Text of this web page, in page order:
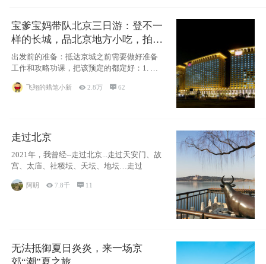
宝爹宝妈带队北京三日游：登不一
样的长城，品北京地方小吃，拍盘
古七星夜景！
出发前的准备：抵达京城之前需要做好准备
工作和攻略功课，把该预定的都定好：1. 酒
飞翔的蜡笔小新 2.8万 62
走过北京
2021年，我曾经--走过北京...走过天安门、故
宫、太庙、社稷坛、天坛、地坛…走过
阿眀 7.8千  11
无法抵御夏日炎炎，来一场京